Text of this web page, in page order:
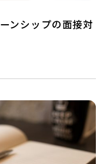
ンシップの面接対